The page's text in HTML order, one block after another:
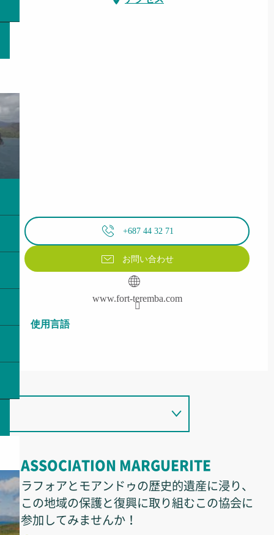
+687 44 32 71
お問い合わせ
www.fort-teremba.com
使用言語
使用言語
ASSOCIATION MARGUERITE
ラフォアとモアンドゥの歴史的遺産に浸り、
この地域の保護と復興に取り組むこの協会に
参加してみませんか！